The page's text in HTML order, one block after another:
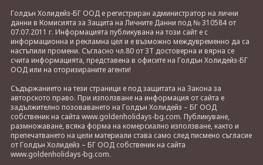
Голдън Холидейз-БГ ООД е регистриран администратор на лични
данни в Комисията за Защита на Личните Данни под № 310584 от
07.07.2011 г. Информацията публикувана на този сайт е с
информационна и рекламна цел и е възможно междувременно да са
настъпили промени. Съгласно чл.80 от ЗТ достоверна и вярна се
счита информацията, представена в офисите на Голдън Холидейз-БГ
ООД или на оторизираните агенти!
Съдържанието на тези страници е под защитата на Закона за
авторското право. При използване на информация от сайта е
задължително позоваването на Голдън Холидейз – БГ ООД
собственик на сайта www.goldenholidays-bg.com. Публикуване,
размножаване, всяка форма на комерсиално използване, както и
препечатването на цели материали става само след писмено съгласие
от Голдън Холидейз – БГ ООД собственик на сайта
www.goldenholidays-bg.com.